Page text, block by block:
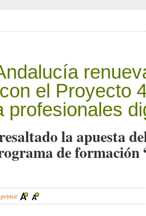
el Proyecto
profesionales
la apuesta
de formación